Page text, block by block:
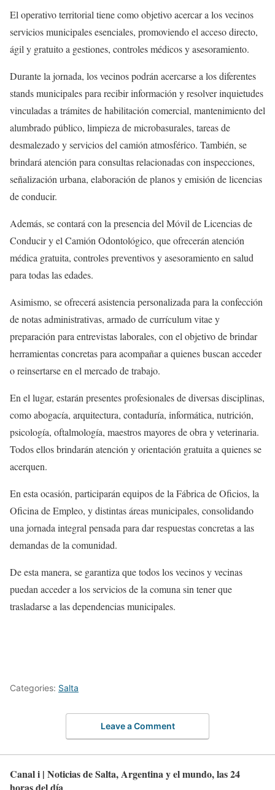
El operativo territorial tiene como objetivo acercar a los vecinos
servicios municipales esenciales, promoviendo el acceso directo,
ágil y gratuito a gestiones, controles médicos y asesoramiento.
Durante la jornada, los vecinos podrán acercarse a los diferentes
stands municipales para recibir información y resolver inquietudes
vinculadas a trámites de habilitación comercial, mantenimiento del
alumbrado público, limpieza de microbasurales, tareas de
desmalezado y servicios del camión atmosférico. También, se
brindará atención para consultas relacionadas con inspecciones,
señalización urbana, elaboración de planos y emisión de licencias
de conducir.
Además, se contará con la presencia del Móvil de Licencias de
Conducir y el Camión Odontológico, que ofrecerán atención
médica gratuita, controles preventivos y asesoramiento en salud
para todas las edades.
Asimismo, se ofrecerá asistencia personalizada para la confección
de notas administrativas, armado de currículum vitae y
preparación para entrevistas laborales, con el objetivo de brindar
herramientas concretas para acompañar a quienes buscan acceder
o reinsertarse en el mercado de trabajo.
En el lugar, estarán presentes profesionales de diversas disciplinas,
como abogacía, arquitectura, contaduría, informática, nutrición,
psicología, oftalmología, maestros mayores de obra y veterinaria.
Todos ellos brindarán atención y orientación gratuita a quienes se
acerquen.
En esta ocasión, participarán equipos de la Fábrica de Oficios, la
Oficina de Empleo, y distintas áreas municipales, consolidando
una jornada integral pensada para dar respuestas concretas a las
demandas de la comunidad.
De esta manera, se garantiza que todos los vecinos y vecinas
puedan acceder a los servicios de la comuna sin tener que
trasladarse a las dependencias municipales.
Categories: Salta
Leave a Comment
Canal i | Noticias de Salta, Argentina y el mundo, las 24